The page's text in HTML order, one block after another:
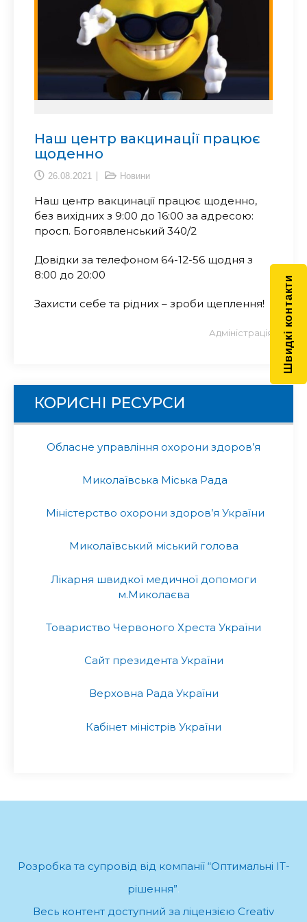
Наш центр вакцинації працює
щоденно
26.08.2021 Новини
Наш центр вакцинації працює щоденно,
без вихідних з 9:00 до 16:00 за адресою:
просп. Богоявленський 340/2
Довідки за телефоном 64-12-56 щодня з
8:00 до 20:00
Захисти себе та рідних – зроби щеплення!
Адміністрація
КОРИСНІ РЕСУРСИ
Обласне управління охорони здоров’я
Миколаївська Міська Рада
Міністерство охорони здоров’я України
Миколаївський міський голова
Лікарня швидкої медичної допомоги
м.Миколаєва
Товариство Червоного Хреста України
Сайт президента України
Верховна Рада України
Кабінет міністрів України
Розробка та супровід від компанії “Оптимальні ІТ-
рішення”.
Весь контент доступний за ліцензією Creativ
Швидкі контакти